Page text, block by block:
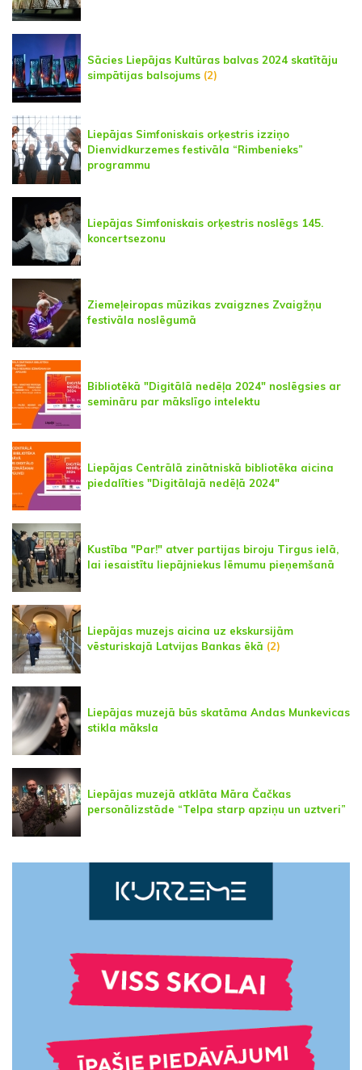
Sācies Liepājas Kultūras balvas 2024 skatītāju
simpātijas balsojums (2)
Liepājas Simfoniskais orķestris izziņo
Dienvidkurzemes festivāla “Rimbenieks”
programmu
Liepājas Simfoniskais orķestris noslēgs 145.
koncertsezonu
Ziemeļeiropas mūzikas zvaigznes Zvaigžņu
festivāla noslēgumā
Bibliotēkā "Digitālā nedēļa 2024" noslēgsies ar
semināru par mākslīgo intelektu
Liepājas Centrālā zinātniskā bibliotēka aicina
piedalīties "Digitālajā nedēļā 2024"
Kustība "Par!" atver partijas biroju Tirgus ielā,
lai iesaistītu liepājniekus lēmumu pieņemšanā
Liepājas muzejs aicina uz ekskursijām
vēsturiskajā Latvijas Bankas ēkā (2)
Liepājas muzejā būs skatāma Andas Munkevicas
stikla māksla
Liepājas muzejā atklāta Māra Čačkas
personālizstāde “Telpa starp apziņu un uztveri”